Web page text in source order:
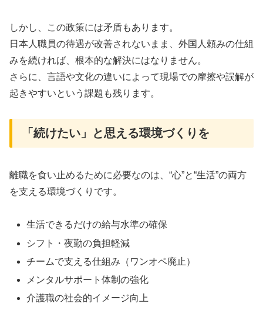
しかし、この政策には矛盾もあります。
日本人職員の待遇が改善されないまま、外国人頼みの仕組
みを続ければ、根本的な解決にはなりません。
さらに、言語や文化の違いによって現場での摩擦や誤解が
起きやすいという課題も残ります。
「続けたい」と思える環境づくりを
離職を食い止めるために必要なのは、“心”と“生活”の両方
を支える環境づくりです。
生活できるだけの給与水準の確保
シフト・夜勤の負担軽減
チームで支える仕組み（ワンオペ廃止）
メンタルサポート体制の強化
介護職の社会的イメージ向上